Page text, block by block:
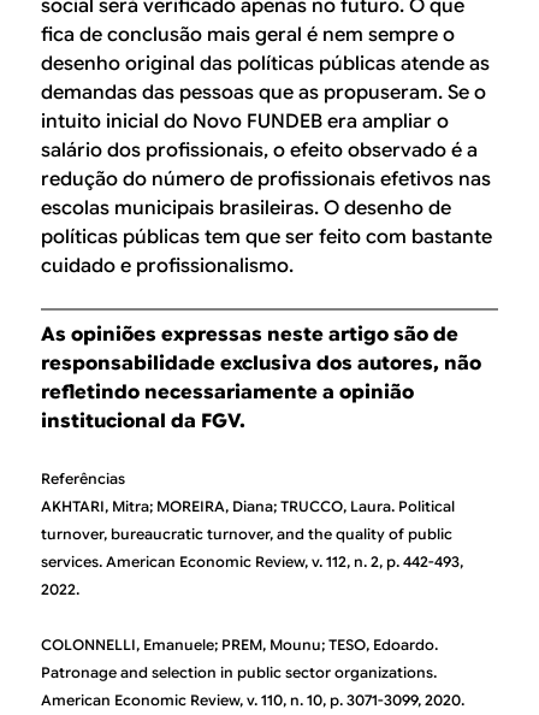
social será verificado apenas no futuro. O que
fica de conclusão mais geral é nem sempre o
desenho original das políticas públicas atende as
demandas das pessoas que as propuseram. Se o
intuito inicial do Novo FUNDEB era ampliar o
salário dos profissionais, o efeito observado é a
redução do número de profissionais efetivos nas
escolas municipais brasileiras. O desenho de
políticas públicas tem que ser feito com bastante
cuidado e profissionalismo.
As opiniões expressas neste artigo são de
responsabilidade exclusiva dos autores, não
refletindo necessariamente a opinião
institucional da FGV.
Referências
AKHTARI, Mitra; MOREIRA, Diana; TRUCCO, Laura. Political
turnover, bureaucratic turnover, and the quality of public
services. American Economic Review, v. 112, n. 2, p. 442-493,
2022.
COLONNELLI, Emanuele; PREM, Mounu; TESO, Edoardo.
Patronage and selection in public sector organizations.
American Economic Review, v. 110, n. 10, p. 3071-3099, 2020.